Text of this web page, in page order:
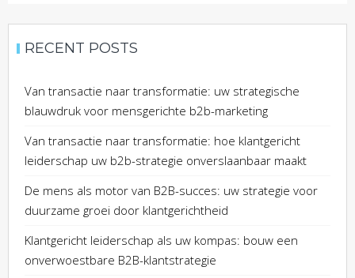
RECENT POSTS
Van transactie naar transformatie: uw strategische
blauwdruk voor mensgerichte b2b-marketing
Van transactie naar transformatie: hoe klantgericht
leiderschap uw b2b-strategie onverslaanbaar maakt
De mens als motor van B2B-succes: uw strategie voor
duurzame groei door klantgerichtheid
Klantgericht leiderschap als uw kompas: bouw een
onverwoestbare B2B-klantstrategie